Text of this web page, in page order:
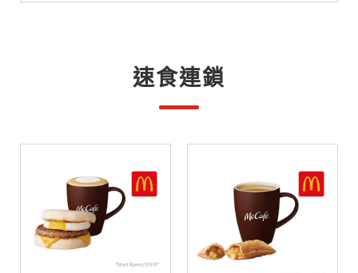
速食連鎖